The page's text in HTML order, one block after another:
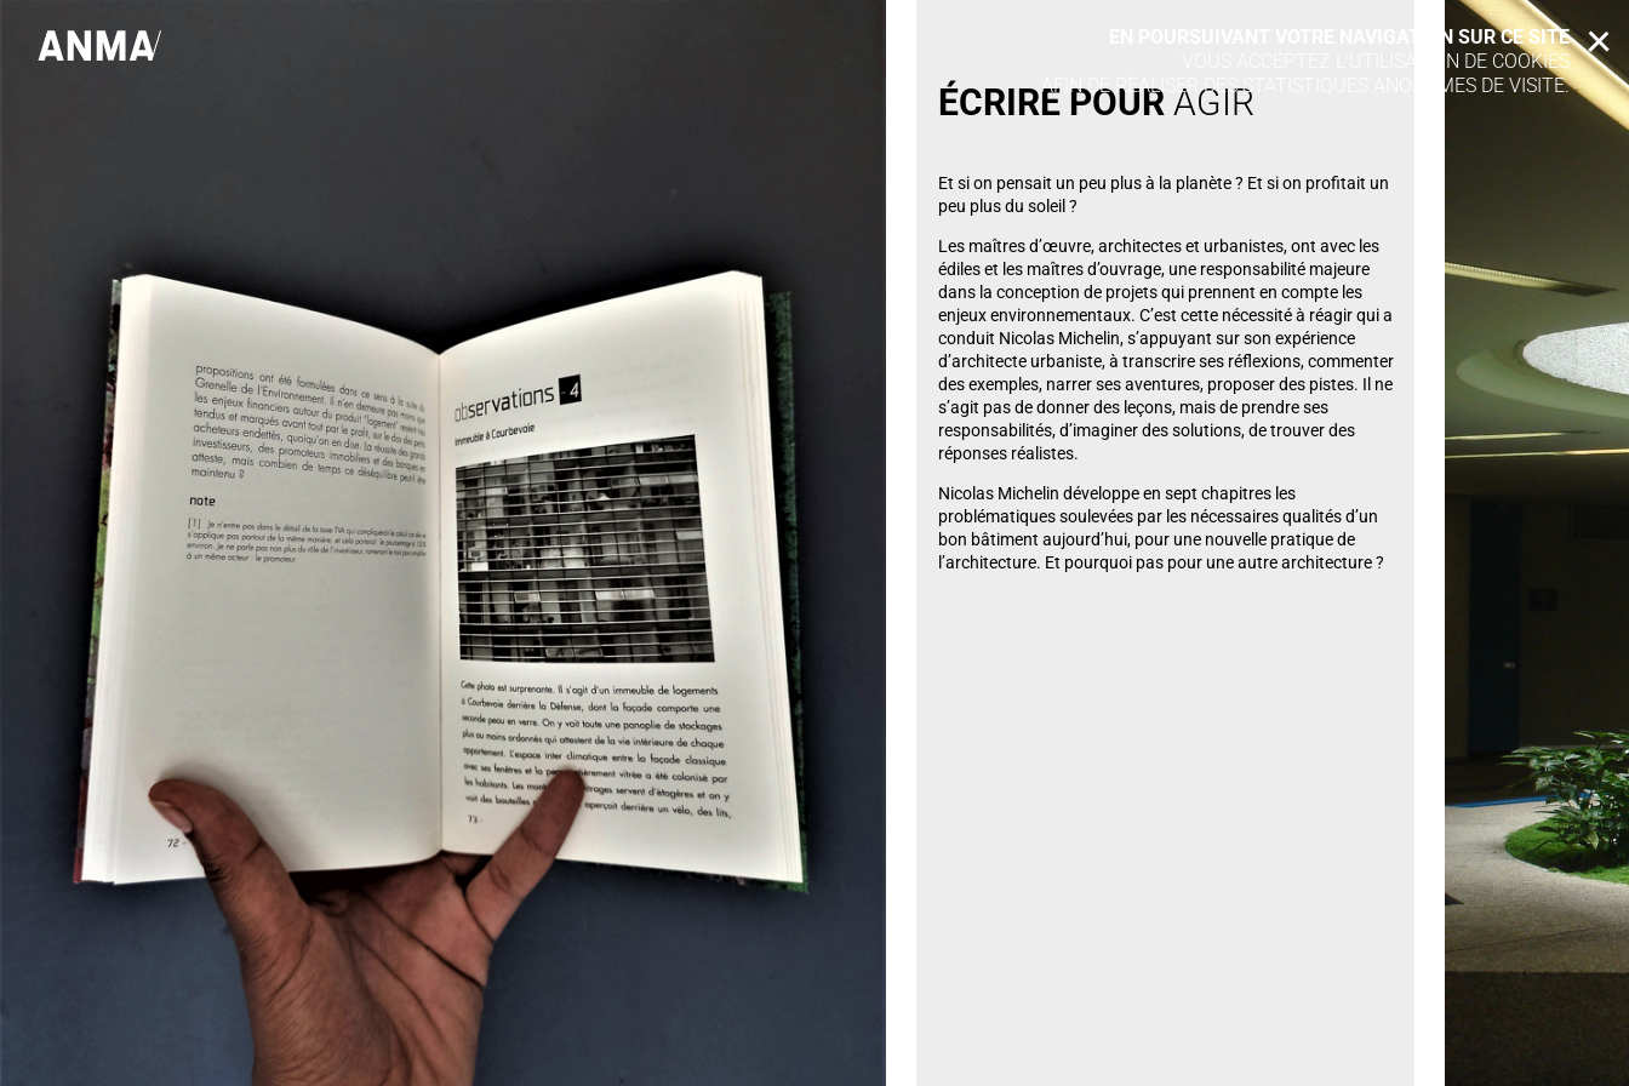
ÉCRIRE POUR AGIR
Et si on pensait un peu plus à la planète ? Et si on profitait un
peu plus du soleil ?
Les maîtres d’œuvre, architectes et urbanistes, ont avec les
édiles et les maîtres d’ouvrage, une responsabilité majeure
dans la conception de projets qui prennent en compte les
enjeux environnementaux. C’est cette nécessité à réagir qui a
conduit Nicolas Michelin, s’appuyant sur son expérience
d’architecte urbaniste, à transcrire ses réflexions, commenter
des exemples, narrer ses aventures, proposer des pistes. Il ne
s’agit pas de donner des leçons, mais de prendre ses
responsabilités, d’imaginer des solutions, de trouver des
réponses réalistes.
Nicolas Michelin développe en sept chapitres les
problématiques soulevées par les nécessaires qualités d’un
bon bâtiment aujourd’hui, pour une nouvelle pratique de
l’architecture. Et pourquoi pas pour une autre architecture ?
EN POURSUIVANT VOTRE NAVIGATION SUR CE SITE
VOUS ACCEPTEZ L’UTILISATION DE COOKIES
AFIN DE RÉALISER DES STATISTIQUES ANONYMES DE VISITE.
X